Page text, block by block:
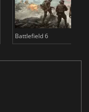
Battlefield 6